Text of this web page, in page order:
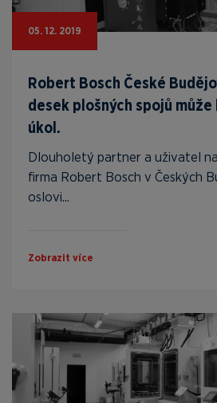
05. 12. 2019
Robert Bosch České
desek plošných spojů
úkol.
Dlouholetý partner a uživatel
firma Robert Bosch v Českých
oslovi...
Zobrazit více